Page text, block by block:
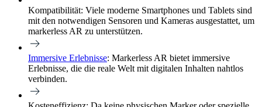
Kompatibilität: Viele moderne Smartphones und Tablets sind
mit den notwendigen Sensoren und Kameras ausgestattet, um
markerless AR zu unterstützen.
Immersive Erlebnisse: Markerless AR bietet immersive
Erlebnisse, die die reale Welt mit digitalen Inhalten nahtlos
verbinden.